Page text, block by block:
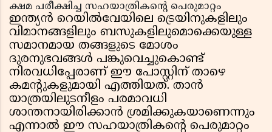
ക്ഷമ പരീക്ഷിച്ച സഹയാത്രികൻ്റെ പെരുമാറ്റം
ഇന്ത്യൻ റെയിൽവേയിലെ ട്രെയിനുകളിലും
വിമാനങ്ങളിലും ബസുകളിലുമൊക്കെയുള്ള
സമാനമായ തങ്ങളുടെ മോശം
ദുരനുഭവങ്ങൾ പങ്കുവെച്ചുകൊണ്ട്
നിരവധിപ്പേരാണ് ഈ പോസ്റ്റിന് താഴെ
കമന്റുകളുമായി എത്തിയത്. താൻ
യാത്രയിലുടനീളം പരമാവധി
ശാന്തനായിരിക്കാൻ ശ്രമിക്കുകയാണെന്നും
എന്നാൽ ഈ സഹയാത്രികൻ്റെ പെരുമാറ്റം